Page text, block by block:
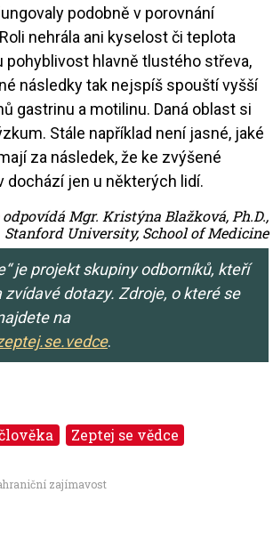
podobně v porovnání
nehrála ani kyselost či teplota
pohyblivost hlavně tlustého střeva,
následky tak nejspíš spouští vyšší
gastrinu a motilinu. Daná oblast si
Stále například není jasné, jaké
za následek, že ke zvýšené
dochází jen u některých lidí.
odpovídá Mgr. Kristýna Blažková, Ph.D.,
Stanford University, School of Medicine
je projekt skupiny odborníků, kteří
zvídavé dotazy. Zdroje, o které se
na
.
Zeptej se vědce
zajímavost